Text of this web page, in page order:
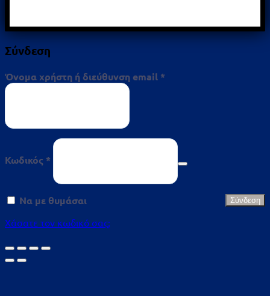
Σύνδεση
Όνομα χρήστη ή διεύθυνση email *
Κωδικός *
Απαιτείται
Να με θυμάσαι Σύνδεση
Χάσατε τον κωδικό σας;